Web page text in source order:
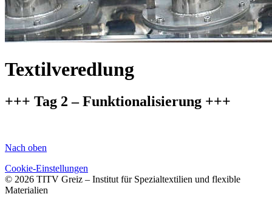
Textilveredlung
+++ Tag 2 – Funktionalisierung +++
Nach oben
Cookie-Einstellungen
© 2026 TITV Greiz – Institut für Spezialtextilien und flexible
Materialien